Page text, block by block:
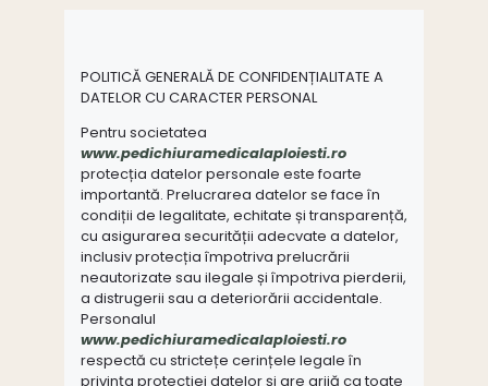
POLITICĂ GENERALĂ DE CONFIDENȚIALITATE A
DATELOR CU CARACTER PERSONAL
Pentru societatea
www.pedichiuramedicalaploiesti.ro
protecția datelor personale este foarte
importantă. Prelucrarea datelor se face în
condiții de legalitate, echitate și transparență,
cu asigurarea securității adecvate a datelor,
inclusiv protecția împotriva prelucrării
neautorizate sau ilegale și împotriva pierderii,
a distrugerii sau a deteriorării accidentale.
Personalul
www.pedichiuramedicalaploiesti.ro
respectă cu strictețe cerințele legale în
privința protecției datelor și are grijă ca toate